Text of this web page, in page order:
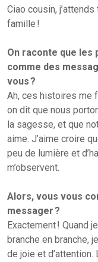
Ciao cousin,
famille !
On raconte que
comme des
vous ?
Ah, ces histoires me
on dit que nous
la sagesse, et que
aime. J’aime croire
peu de lumière et
m’observent.
Alors, vous vous
messager ?
Exactement ! Quand
branche en branche,
de joie et